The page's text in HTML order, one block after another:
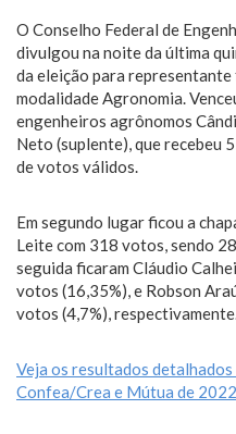
O Conselho Federal de
divulgou na noite da última
da eleição para
modalidade Agronomia.
engenheiros agrônomos
Neto (suplente), que recebeu
de votos válidos.
Em segundo lugar ficou a
Leite com 318 votos, sendo
seguida ficaram Cláudio
votos (16,35%), e Robson
votos (4,7%),
Veja os resultados detalhados
Confea/Crea e Mútua de